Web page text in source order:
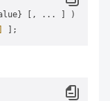
[, ... ] )